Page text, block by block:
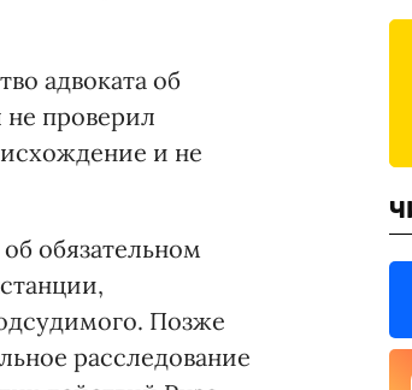
адвоката об
проверил
и не
обязательном
Позже
расследование